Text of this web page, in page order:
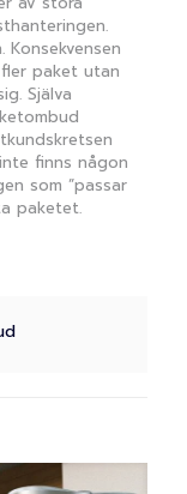
paket utan
Själva
finns någon
som ”passar
paketet.